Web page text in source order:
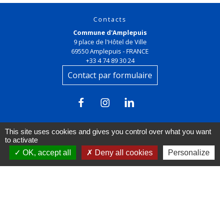
Contacts
Commune d'Amplepuis
9 place de l'Hôtel de Ville
69550 Amplepuis - FRANCE
+33 4 74 89 30 24
Contact par formulaire
Liens
This site uses cookies and gives you control over what you want
to activate
OK, accept all
Deny all cookies Personalize